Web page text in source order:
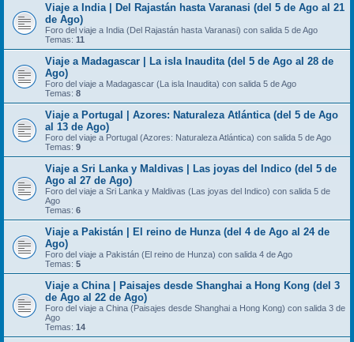
Viaje a India | Del Rajastán hasta Varanasi (del 5 de Ago al 21
de Ago)
Foro del viaje a India (Del Rajastán hasta Varanasi) con salida 5 de Ago
Temas: 11
Viaje a Madagascar | La isla Inaudita (del 5 de Ago al 28 de
Ago)
Foro del viaje a Madagascar (La isla Inaudita) con salida 5 de Ago
Temas: 8
Viaje a Portugal | Azores: Naturaleza Atlántica (del 5 de Ago
al 13 de Ago)
Foro del viaje a Portugal (Azores: Naturaleza Atlántica) con salida 5 de Ago
Temas: 9
Viaje a Sri Lanka y Maldivas | Las joyas del Indico (del 5 de
Ago al 27 de Ago)
Foro del viaje a Sri Lanka y Maldivas (Las joyas del Indico) con salida 5 de
Ago
Temas: 6
Viaje a Pakistán | El reino de Hunza (del 4 de Ago al 24 de
Ago)
Foro del viaje a Pakistán (El reino de Hunza) con salida 4 de Ago
Temas: 5
Viaje a China | Paisajes desde Shanghai a Hong Kong (del 3
de Ago al 22 de Ago)
Foro del viaje a China (Paisajes desde Shanghai a Hong Kong) con salida 3 de
Ago
Temas: 14